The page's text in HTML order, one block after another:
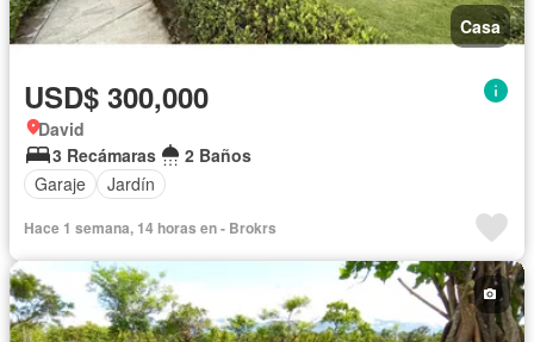
Casa
USD$ 300,000
David
3 Recámaras
2 Baños
Garaje
Jardín
Hace 1 semana, 14 horas en - Brokrs